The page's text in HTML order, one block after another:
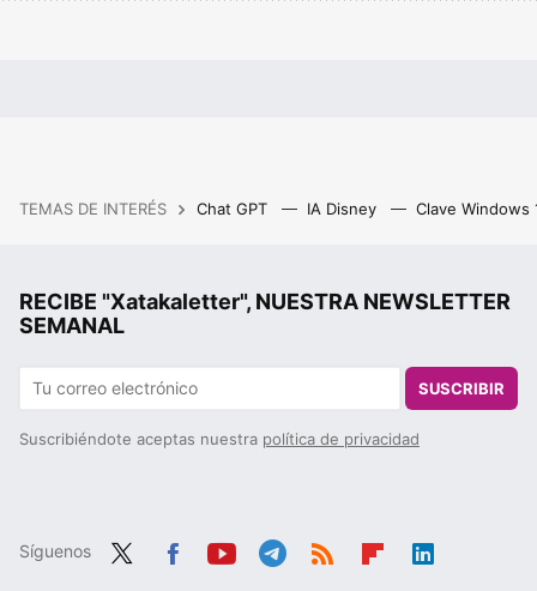
TEMAS DE INTERÉS Chat GPT IA Disney Clave Windows
RECIBE "Xatakaletter", NUESTRA NEWSLETTER
SEMANAL
SUSCRIBIR
Suscribiéndote aceptas nuestra política de privacidad
Síguenos